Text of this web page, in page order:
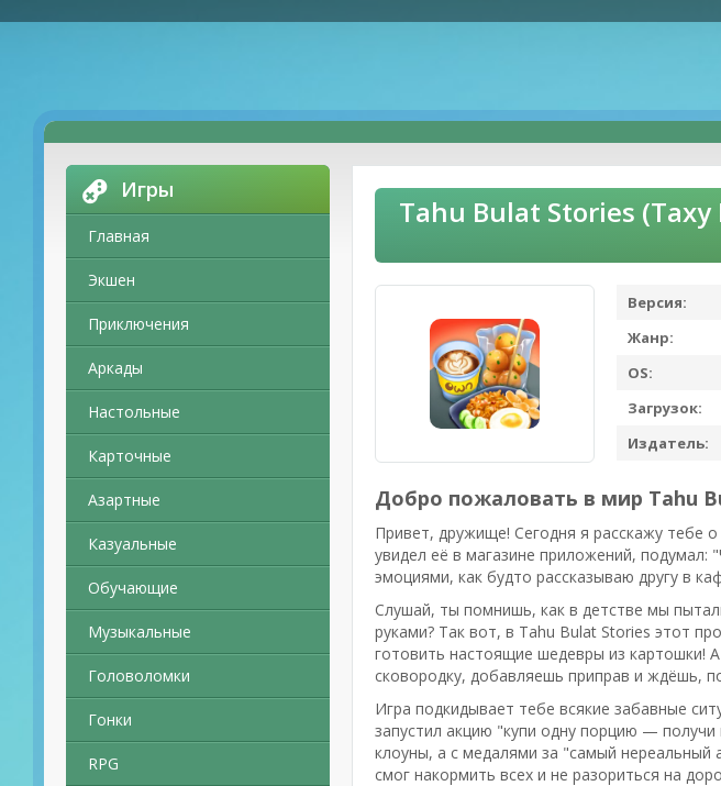
Игры
Главная
Экшен
Приключения
Аркады
Настольные
Карточные
Азартные
Казуальные
Обучающие
Музыкальные
Головоломки
Гонки
RPG
Tahu Bulat Stories
Версия:
Жанр:
OS:
Загрузок:
Издатель:
Добро пожаловать в мир Tahu
Привет, дружище! Сегодня я расскажу тебе о
увидел её в магазине приложений, подумал:
эмоциями, как будто рассказываю другу в
Слушай, ты помнишь, как в детстве мы
руками? Так вот, в Tahu Bulat Stories этот
готовить настоящие шедевры из картошки!
сковородку, добавляешь приправ и ждёшь,
Игра подкидывает тебе всякие забавные
запустил акцию "купи одну порцию —
клоуны, а с медалями за "самый нереальный
смог накормить всех и не разориться на